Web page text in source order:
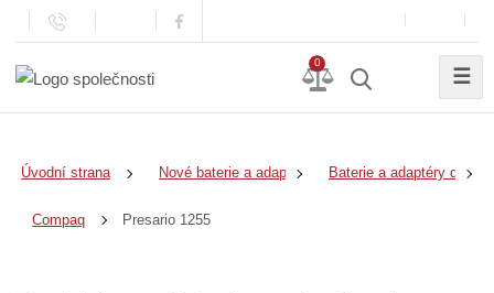
0
☰
Úvodní strana Nové baterie a adaptéry Baterie a adaptéry do
Compaq Presario 1255